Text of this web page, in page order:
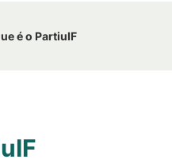
é o PartiuIF